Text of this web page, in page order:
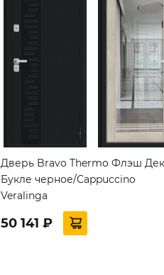
Дверь Bravo Thermo Флэш
Букле черное/Cappuccino
Veralinga
50 141 ₽